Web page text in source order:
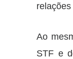
Ao
STF e